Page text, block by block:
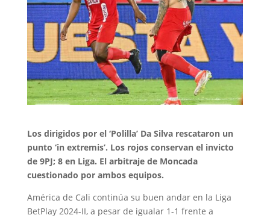
Los dirigidos por el ‘Polilla’ Da Silva rescataron un
punto ‘in extremis’. Los rojos conservan el invicto
de 9PJ; 8 en Liga. El arbitraje de Moncada
cuestionado por ambos equipos.
América de Cali continúa su buen andar en la Liga
BetPlay 2024-II, a pesar de igualar 1-1 frente a